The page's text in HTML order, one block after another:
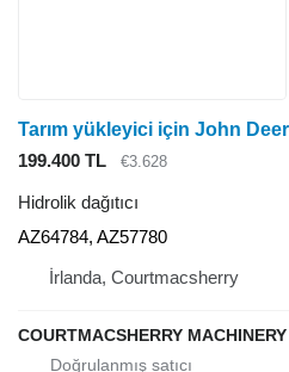
199.400 TL €3.628
Hidrolik dağıtıcı
AZ64784, AZ57780
İrlanda, Courtmacsherry
COURTMACSHERRY